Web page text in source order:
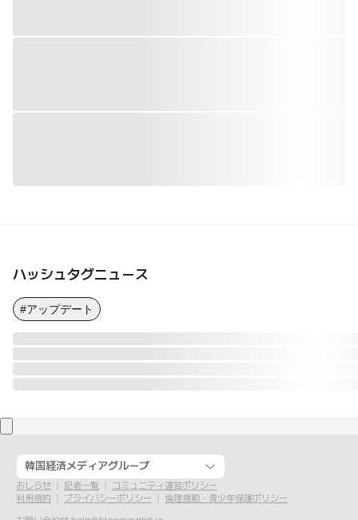
ハッシュタグニュース
#アップデート
韓国経済メディアグループ
おしらせ 記者一覧
コミュニティ運営ポリシー
利用規約
プライバシーポリシー
倫理規範・青少年保護ポリシー